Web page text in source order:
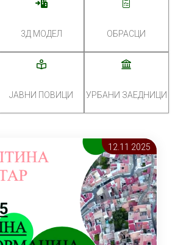
3Д МОДЕЛ ОБРАСЦИ
ЈАВНИ ПОВИЦИ УРБАНИ ЗАЕДНИЦИ
12.11 2025